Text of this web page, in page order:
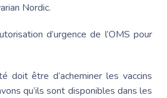
Nordic.
d’urgence de l’OMS pour
doit être d’acheminer les vaccins
qu’ils sont disponibles dans les